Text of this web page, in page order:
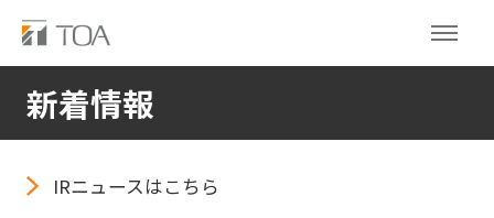
新着情報
IRニュースはこちら